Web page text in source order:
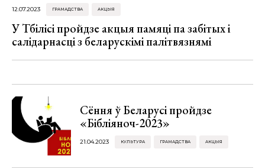
12.07.2023 ГРАМАДСТВА АКЦЫЯ
У Тбілісі пройдзе акцыя памяці па забітых і
салідарнасці з беларускімі палітвязнямі
Сёння ў Беларусі пройдзе
«Бібліяноч-2023»
21.04.2023 КУЛЬТУРА ГРАМАДСТВА АКЦЫЯ